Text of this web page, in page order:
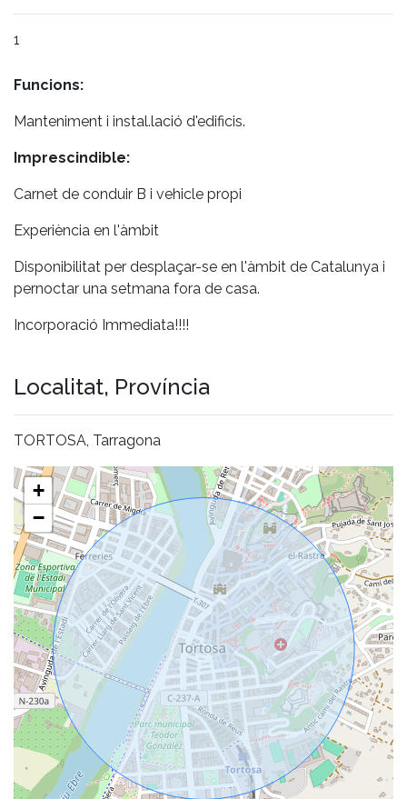
1
Funcions:
Manteniment i instal.lació d'edificis.
Imprescindible:
Carnet de conduir B i vehicle propi
Experiència en l'àmbit
Disponibilitat per desplaçar-se en l'àmbit de Catalunya i
pernoctar una setmana fora de casa.
Incorporació Immediata!!!!
Localitat, Província
TORTOSA, Tarragona
+
−